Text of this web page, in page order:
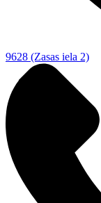
9628 (Zasas iela 2)